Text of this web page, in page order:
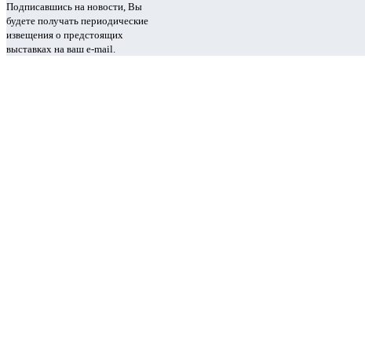
Подписавшись на новости, Вы
будете получать периодические
извещения о предстоящих
выставках на ваш e-mail.